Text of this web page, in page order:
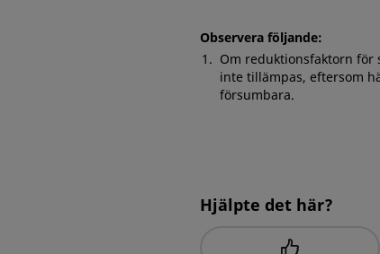
Observera följande:
Om reduktionsfaktorn för
inte tillämpas, eftersom
försumbara.
Hjälpte det här?